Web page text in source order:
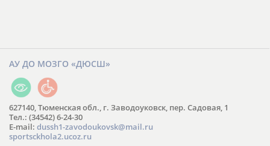
АУ ДО МОЗГО «ДЮСШ»
627140, Тюменская обл., г. Заводоуковск, пер. Садовая, 1
Тел.: (34542) 6-24-30
​E-mail: dussh1-zavodoukovsk@mail.ru
sportsckhola2.ucoz.ru